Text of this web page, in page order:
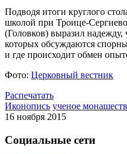
Подводя итоги круглого
школой при Троице-
(Головков) выразил надежду,
которых обсуждаются
и где происходит обмен
Фото: Церковный вестник
Распечатать
Иконопись ученое
16 ноября 2015
Социальные сети